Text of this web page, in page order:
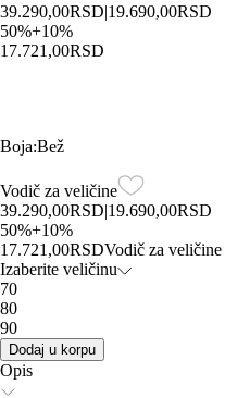
39.290,00RSD|19.690,00RSD
50%+10%
17.721,00RSD
Boja:Bež
Vodič za veličine
39.290,00RSD|19.690,00RSD
50%+10%
17.721,00RSDVodič za veličine
Izaberite veličinu
70
80
90
Dodaj u korpu
Opis